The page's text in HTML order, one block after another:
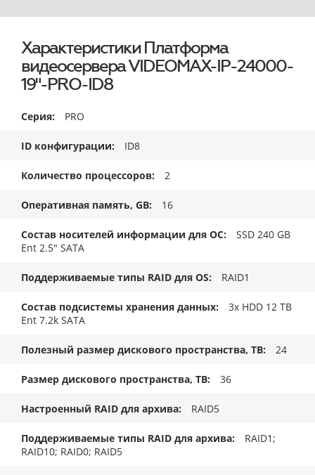
Характеристики Платформа
видеосервера VIDEOMAX-IP-24000-
19"-PRO-ID8
Серия PRO
ID конфигурации ID8
Количество процессоров 2
Оперативная память, GB 16
Состав носителей информации для ОС
SSD 240 GB
Ent 2.5" SATA
Поддерживаемые типы RAID для OS RAID1
Состав подсистемы хранения данных
3x HDD 12 TB
Ent 7.2k SATA
Полезный размер дискового пространства, TB 24
Размер дискового пространства, ТB 36
Настроенный RAID для архива RAID5
Поддерживаемые типы RAID для архива
RAID1;
RAID10; RAID0; RAID5